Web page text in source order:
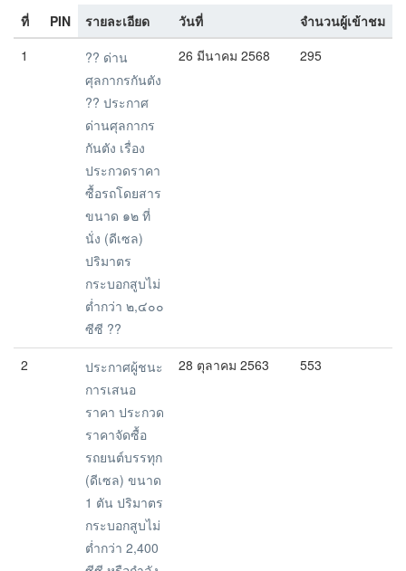
ที่ PIN รายละเอียด วันที่
จำนวนผู้เข้าชม
1
?? ด่าน
ศุลกากรกันตัง
?? ประกาศ
ด่านศุลกากร
กันตัง เรื่อง
ประกวดราคา
ซื้อรถโดยสาร
ขนาด ๑๒ ที่
นั่ง (ดีเซล)
ปริมาตร
กระบอกสูบไม่
ต่ำกว่า ๒,๔๐๐
ซีซี ??
26 มีนาคม 2568 295
2
ประกาศผู้ชนะ
การเสนอ
ราคา ประกวด
ราคาจัดซื้อ
รถยนต์บรรทุก
(ดีเซล) ขนาด
1 ตัน ปริมาตร
กระบอกสูบไม่
ต่ำกว่า 2,400
28 ตุลาคม 2563 553